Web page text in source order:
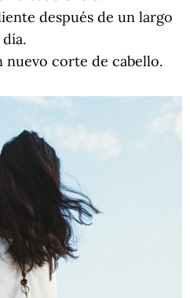
después de un largo
día.
nuevo corte de cabello.